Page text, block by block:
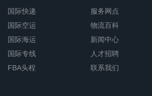
国际快递
国际空运
国际海运
国际专线
FBA头程
服务网点
物流百科
新闻中心
人才招聘
联系我们